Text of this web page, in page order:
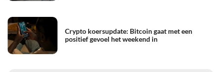
Crypto koersupdate: Bitcoin gaat met een
positief gevoel het weekend in